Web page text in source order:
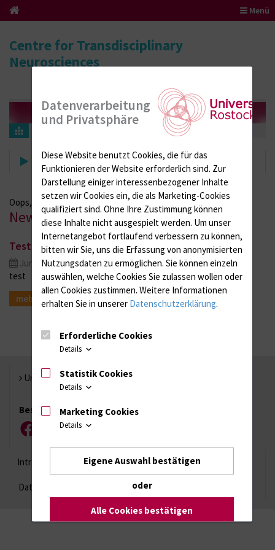
Menü
Centre for Transdisciplinary
Neurosciences
Kalender
Oops, an error occurred! Code: 20260806183626f00efe96
New
Test
Jun. 04, 2021
test
mehr
Universität Rostock
Besuchen Sie uns
Facebook
Intranet Login (für Studenten) Impressum
Datenschutzhinweise Barrierefreiheit
Datenverarbeitung
und Privatsphäre
Diese Website benutzt Cookies, die für das
Funktionieren der Website erforderlich sind. Zur
Darstellung einiger interessenbezogener Inhalte
setzen wir Cookies ein, die als Marketing-Cookies
qualifiziert sind. Ohne Ihre Zustimmung können
diese Inhalte nicht ausgespielt werden. Um unser
Internetangebot fortlaufend verbessern zu können,
bitten wir Sie, uns die Erfassung von anonymisierten
Nutzungsdaten zu ermöglichen. Sie können einzeln
auswählen, welche Cookies Sie zulassen wollen oder
allen Cookies zustimmen. Weitere Informationen
erhalten Sie in unserer Datenschutzerklärung.
Erforderliche Cookies
Details
Statistik Cookies
Details
Marketing Cookies
Details
Eigene Auswahl bestätigen
oder
Alle Cookies bestätigen